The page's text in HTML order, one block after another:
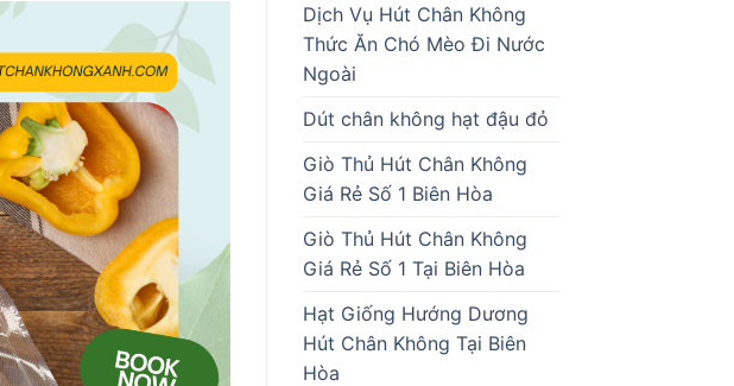
Dịch Vụ Hút Chân Không
Thức Ăn Chó Mèo Đi Nước
Ngoài
Dút chân không hạt đậu đỏ
Giò Thủ Hút Chân Không
Giá Rẻ Số 1 Biên Hòa
Giò Thủ Hút Chân Không
Giá Rẻ Số 1 Tại Biên Hòa
Hạt Giống Hướng Dương
Hút Chân Không Tại Biên
Hòa